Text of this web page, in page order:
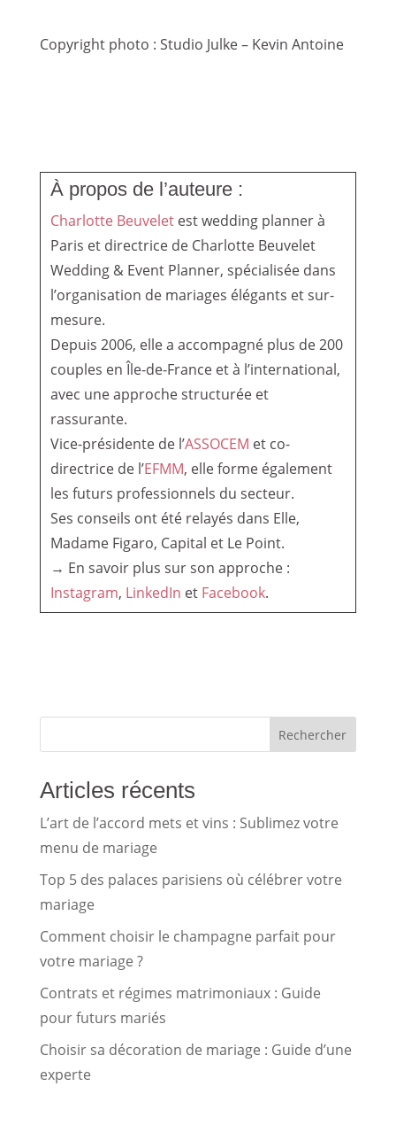
Copyright photo : Studio Julke – Kevin Antoine
À propos de l’auteure :
Charlotte Beuveletest wedding planner à
Paris et directrice de Charlotte Beuvelet
Wedding & Event Planner, spécialisée dans
l’organisation de mariages élégants et sur-
mesure.
Depuis 2006, elle a accompagné plus de 200
couples en Île-de-France et à l’international,
avec une approche structurée et
rassurante.
Vice-présidente de l’ASSOCEM et co-
directrice de l’EFMM, elle forme également
les futurs professionnels du secteur.
Ses conseils ont été relayés dans Elle,
Madame Figaro, Capital et Le Point.
→ En savoir plus sur son approche :
Instagram, LinkedIn et Facebook.
Rechercher
Articles récents
L’art de l’accord mets et vins : Sublimez votre
menu de mariage
Top 5 des palaces parisiens où célébrer votre
mariage
Comment choisir le champagne parfait pour
votre mariage ?
Contrats et régimes matrimoniaux : Guide
pour futurs mariés
Choisir sa décoration de mariage : Guide d’une
experte